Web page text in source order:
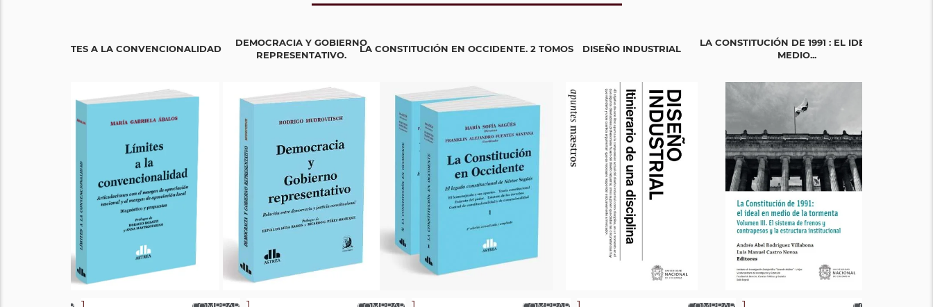
LÍMITES A LA CONVENCIONALIDAD
DEMOCRACIA Y GOBIERNO
REPRESENTATIVO.
LA CONSTITUCIÓN EN OCCIDENTE. 2 TOMOS DISEÑO INDUSTRIAL
LA CONSTITUCIÓN DE 1991 : EL IDEAL EN
MEDIO...